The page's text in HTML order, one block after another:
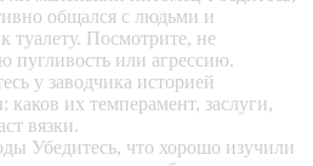
общался с людьми и
Посмотрите, не
пугливость или агрессию.
у заводчика историей
их темперамент, заслуги,
вязки.
Убедитесь, что хорошо изучили